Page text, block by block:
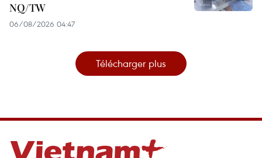
NQ/TW
06/08/2026 04:47
Télécharger plus